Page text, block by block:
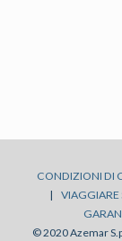
CONDIZIONI DI
|
VIAGGIARE
© 2020 Azemar